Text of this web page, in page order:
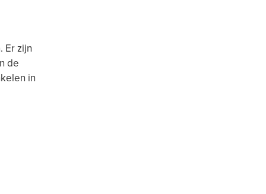
Er zijn
de
in